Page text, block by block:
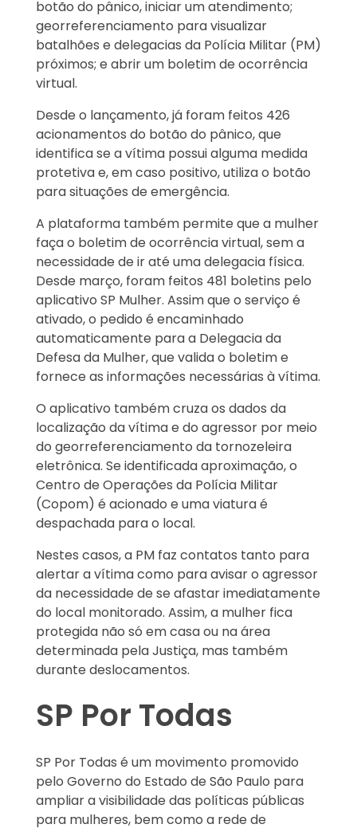
botão do pânico, iniciar um atendimento;
georreferenciamento para visualizar
batalhões e delegacias da Polícia Militar (PM)
próximos; e abrir um boletim de ocorrência
virtual.
Desde o lançamento, já foram feitos 426
acionamentos do botão do pânico, que
identifica se a vítima possui alguma medida
protetiva e, em caso positivo, utiliza o botão
para situações de emergência.
A plataforma também permite que a mulher
faça o boletim de ocorrência virtual, sem a
necessidade de ir até uma delegacia física.
Desde março, foram feitos 481 boletins pelo
aplicativo SP Mulher. Assim que o serviço é
ativado, o pedido é encaminhado
automaticamente para a Delegacia da
Defesa da Mulher, que valida o boletim e
fornece as informações necessárias à vítima.
O aplicativo também cruza os dados da
localização da vítima e do agressor por meio
do georreferenciamento da tornozeleira
eletrônica. Se identificada aproximação, o
Centro de Operações da Polícia Militar
(Copom) é acionado e uma viatura é
despachada para o local.
Nestes casos, a PM faz contatos tanto para
alertar a vítima como para avisar o agressor
da necessidade de se afastar imediatamente
do local monitorado. Assim, a mulher fica
protegida não só em casa ou na área
determinada pela Justiça, mas também
durante deslocamentos.
SP Por Todas
SP Por Todas é um movimento promovido
pelo Governo do Estado de São Paulo para
ampliar a visibilidade das políticas públicas
para mulheres, bem como a rede de